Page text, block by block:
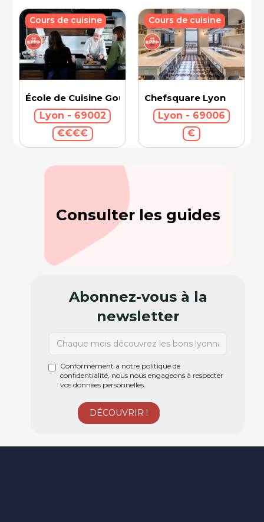
École de Cuisine Gourmets de l’Institut Paul
Lyon - 69002
€€€€
Cours de cuisine
Chefsquare Lyon
Lyon - 69006
€
Cours de cuisine
Consulter les guides
Abonnez-vous à la
newsletter
Conformément à notre politique de
confidentialité, nous nous engageons à respecter
vos données personnelles.